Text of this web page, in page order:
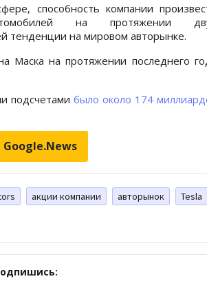
способность компании
на протяжении
тенденции на мировом авторынке.
Маска на протяжении последнего
подсчетами было около 174
акции компании авторынок
Tesla